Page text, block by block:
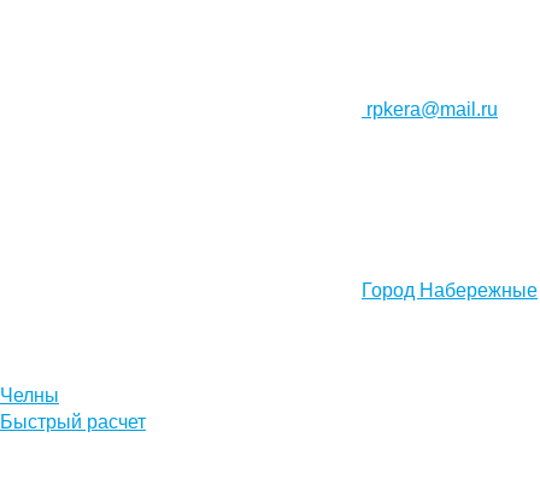
rpkera@mail.ru
Город Набережные
Челны
Быстрый расчет